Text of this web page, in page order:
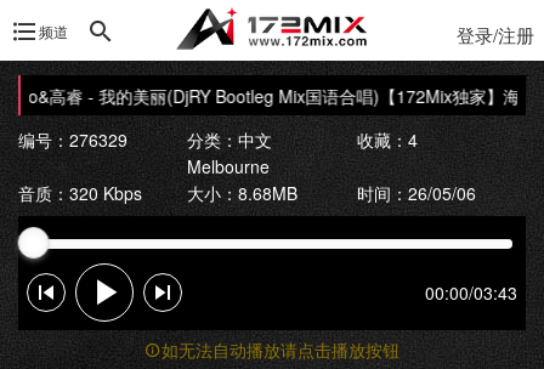
频道 登录/注册
高睿 - 我的美丽(DjRY Bootleg Mix国语合唱)【172Mix独家】海洋
编号：276329
分类：中文
Melbourne
收藏：4
音质：320 Kbps 大小：8.68MB 时间：26/05/06
00:00/03:43
如无法自动播放请点击播放按钮